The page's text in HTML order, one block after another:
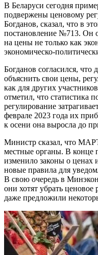
В Беларуси сегодня
подвержены ценовому
Богданов, сказал, что в
постановление №713. Он
на цены не только как
экономическо-
Богданов согласился, что
объяснить свои цены,
как для других
отметил, что статистика
регулирование
феврале 2023 года их
к осени она выросла до
Министр сказал, что
местные органы. В конце
изменило законы о ценах
новые правила для
В свою очередь в
они хотят убрать ценовое
даже предложили